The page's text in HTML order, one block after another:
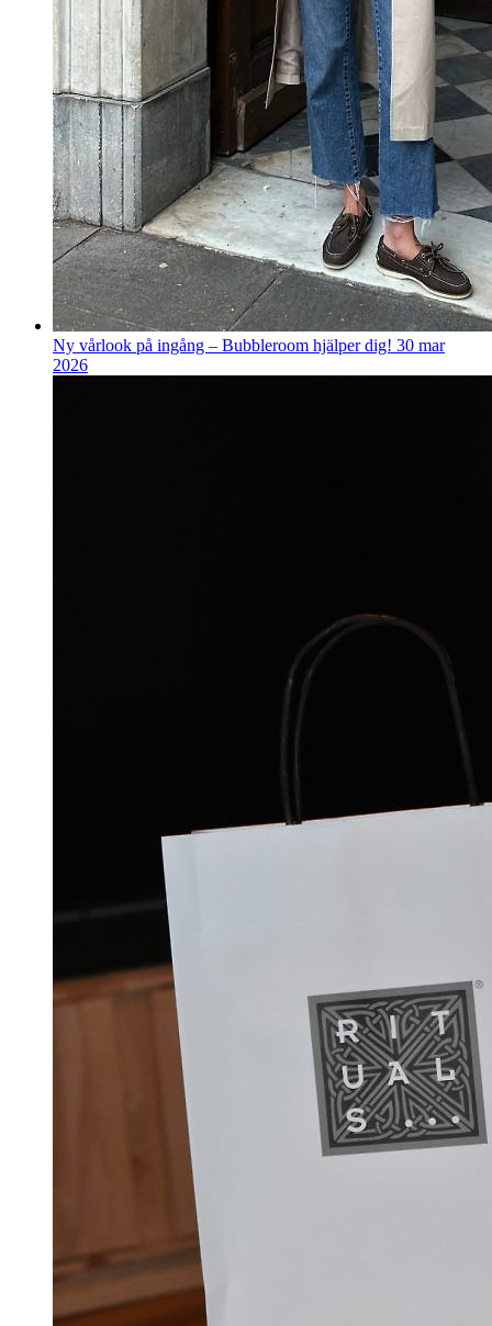
Ny vårlook på ingång – Bubbleroom hjälper dig! 30 mar
2026